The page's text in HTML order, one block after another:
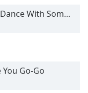
With Somebody
Go-Go